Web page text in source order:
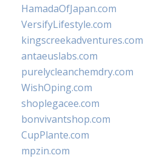
HamadaOfJapan.com
VersifyLifestyle.com
kingscreekadventures.com
antaeuslabs.com
purelycleanchemdry.com
WishOping.com
shoplegacee.com
bonvivantshop.com
CupPlante.com
mpzin.com